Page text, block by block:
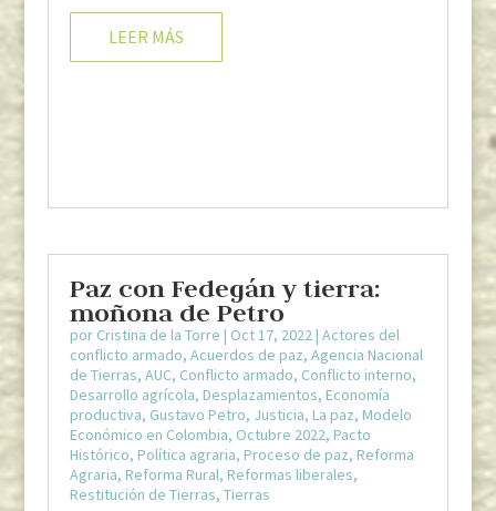
LEER MÁS
Paz con Fedegán y tierra:
moñona de Petro
por Cristina de la Torre | Oct 17, 2022| Actores del
conflicto armado, Acuerdos de paz, Agencia Nacional
de Tierras, AUC, Conflicto armado, Conflicto interno,
Desarrollo agrícola, Desplazamientos, Economía
productiva, Gustavo Petro, Justicia, La paz, Modelo
Económico en Colombia, Octubre 2022, Pacto
Histórico, Política agraria, Proceso de paz, Reforma
Agraria, Reforma Rural, Reformas liberales,
Restitución de Tierras, Tierras